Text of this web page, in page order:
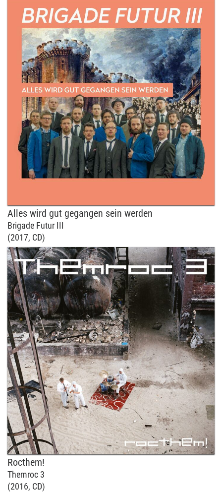
Alles wird gut gegangen sein werden
Brigade Futur III
(2017, CD)
Rocthem!
Themroc 3
(2016, CD)